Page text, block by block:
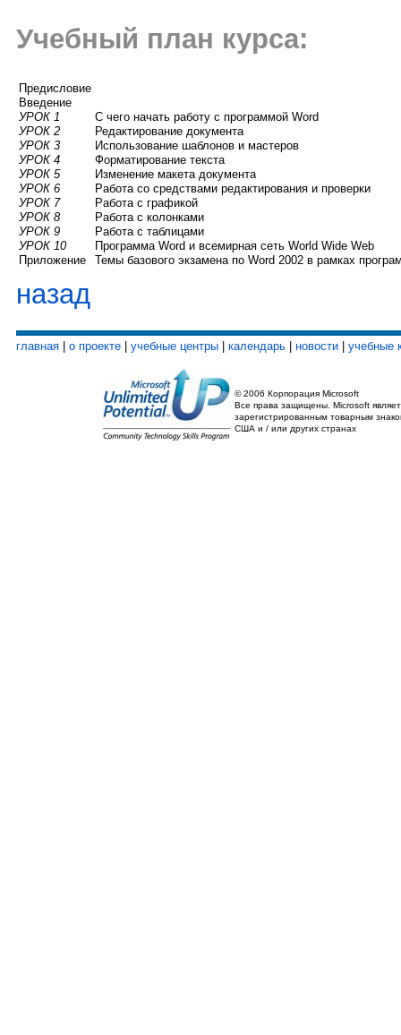
Учебный план курса:
Предисловие
Введение
УРОК 1
С чего начать работу с программой Word
УРОК 2
Редактирование документа
УРОК 3
Использование шаблонов и мастеров
УРОК 4
Форматирование текста
УРОК 5
Изменение макета документа
УРОК 6
Работа со средствами редактирования и проверки
УРОК 7
Работа с графикой
УРОК 8
Работа с колонками
УРОК 9
Работа с таблицами
УРОК 10
Программа Word и всемирная сеть World Wide Web
Приложение
Темы базового экзамена по Word 2002 в рамках
назад
главная о проекте учебные центры календарь новости учебные
© 2006 Корпорация Microsoft
Все права защищены. Microsoft
зарегистрированным товарным
США и / или других странах